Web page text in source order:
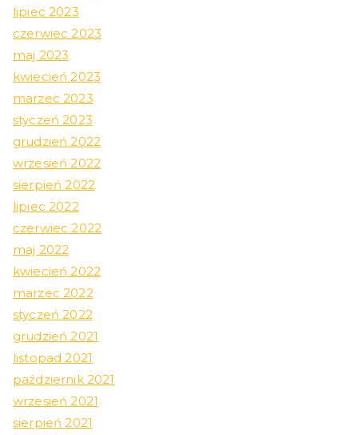
lipiec 2023
czerwiec 2023
maj 2023
kwiecień 2023
marzec 2023
styczeń 2023
grudzień 2022
wrzesień 2022
sierpień 2022
lipiec 2022
czerwiec 2022
maj 2022
kwiecień 2022
marzec 2022
styczeń 2022
grudzień 2021
listopad 2021
październik 2021
wrzesień 2021
sierpień 2021